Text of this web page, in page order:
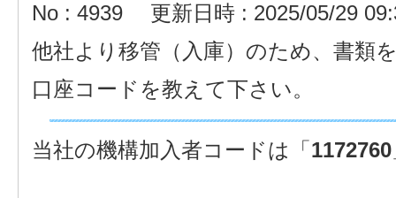
No : 4939
更新日時 : 2025/05/29
他社より移管（入庫）のため、書類
口座コードを教えて下さい。
当社の機構加入者コードは「 1172760